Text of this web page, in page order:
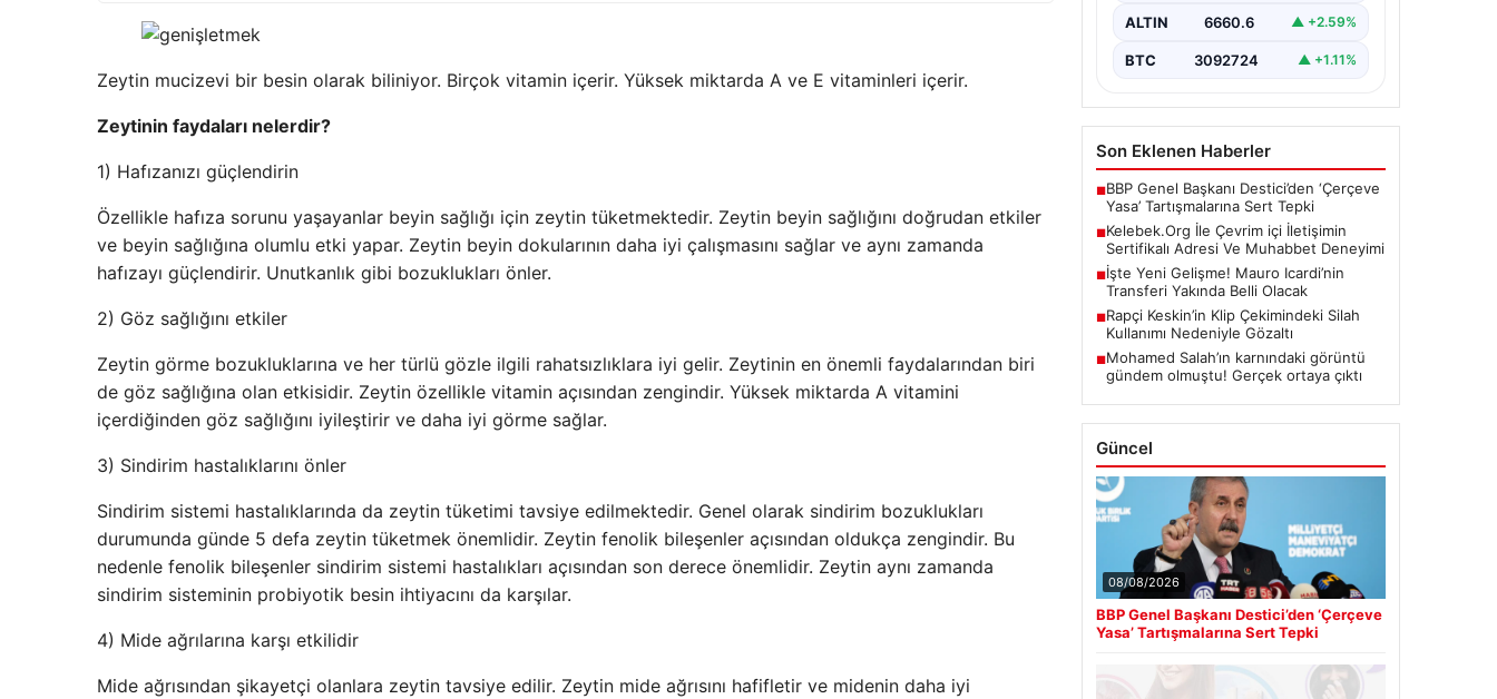
Zeytin mucizevi bir besin olarak biliniyor. Birçok vitamin içerir. Yüksek miktarda A ve E vitaminleri içerir.
Zeytinin faydaları nelerdir?
1) Hafızanızı güçlendirin
Özellikle hafıza sorunu yaşayanlar beyin sağlığı için zeytin tüketmektedir. Zeytin beyin sağlığını doğrudan etkiler
ve beyin sağlığına olumlu etki yapar. Zeytin beyin dokularının daha iyi çalışmasını sağlar ve aynı zamanda
hafızayı güçlendirir. Unutkanlık gibi bozuklukları önler.
2) Göz sağlığını etkiler
Zeytin görme bozukluklarına ve her türlü gözle ilgili rahatsızlıklara iyi gelir. Zeytinin en önemli faydalarından biri
de göz sağlığına olan etkisidir. Zeytin özellikle vitamin açısından zengindir. Yüksek miktarda A vitamini
içerdiğinden göz sağlığını iyileştirir ve daha iyi görme sağlar.
3) Sindirim hastalıklarını önler
Sindirim sistemi hastalıklarında da zeytin tüketimi tavsiye edilmektedir. Genel olarak sindirim bozuklukları
durumunda günde 5 defa zeytin tüketmek önemlidir. Zeytin fenolik bileşenler açısından oldukça zengindir. Bu
nedenle fenolik bileşenler sindirim sistemi hastalıkları açısından son derece önemlidir. Zeytin aynı zamanda
sindirim sisteminin probiyotik besin ihtiyacını da karşılar.
4) Mide ağrılarına karşı etkilidir
Mide ağrısından şikayetçi olanlara zeytin tavsiye edilir. Zeytin mide ağrısını hafifletir ve midenin daha iyi
Günümüzde birçok…
ALTIN 6660.6 ▲ +2.59%
BTC 3092724 ▲ +1.11%
Son Eklenen Haberler
■BBP Genel Başkanı Destici’den ‘Çerçeve
Yasa’ Tartışmalarına Sert Tepki
■Kelebek.Org İle Çevrim içi İletişimin
Sertifikalı Adresi Ve Muhabbet Deneyimi
■İşte Yeni Gelişme! Mauro Icardi’nin
Transferi Yakında Belli Olacak
■Rapçi Keskin’in Klip Çekimindeki Silah
Kullanımı Nedeniyle Gözaltı
■Mohamed Salah’ın karnındaki görüntü
gündem olmuştu! Gerçek ortaya çıktı
Güncel
08/08/2026
BBP Genel Başkanı Destici’den ‘Çerçeve
Yasa’ Tartışmalarına Sert Tepki